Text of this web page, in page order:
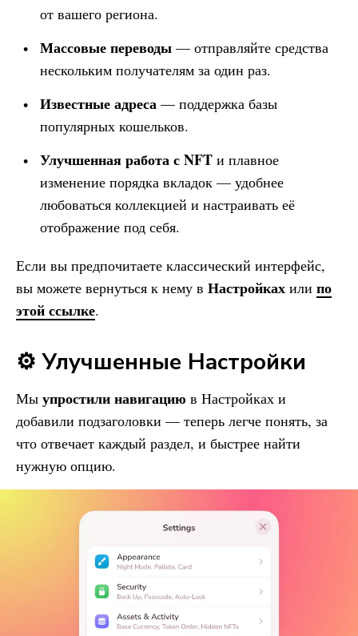
от вашего региона.
Массовые переводы — отправляйте средства
нескольким получателям за один раз.
Известные адреса — поддержка базы
популярных кошельков.
Улучшенная работа с NFT и плавное
изменение порядка вкладок — удобнее
любоваться коллекцией и настраивать её
отображение под себя.
Если вы предпочитаете классический интерфейс,
вы можете вернуться к нему в Настройках или по
этой ссылке.
⚙️ Улучшенные Настройки
Мы упростили навигацию в Настройках и
добавили подзаголовки — теперь легче понять, за
что отвечает каждый раздел, и быстрее найти
нужную опцию.